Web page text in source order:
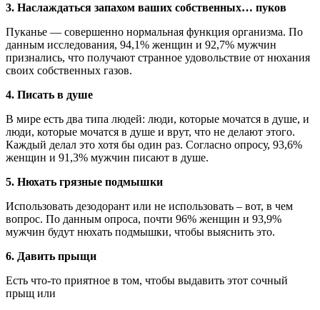
3. Наслаждаться запахом ваших собственных… пуков
Пуканье — совершенно нормальная функция организма. По
данным исследования, 94,1% женщин и 92,7% мужчин
признались, что получают странное удовольствие от нюхания
своих собственных газов.
4. Писать в душе
В мире есть два типа людей: люди, которые мочатся в душе, и
люди, которые мочатся в душе и врут, что не делают этого.
Каждый делал это хотя бы один раз. Согласно опросу, 93,6%
женщин и 91,3% мужчин писают в душе.
5. Нюхать грязные подмышки
Использовать дезодорант или не использовать – вот, в чем
вопрос. По данным опроса, почти 96% женщин и 93,9%
мужчин будут нюхать подмышки, чтобы выяснить это.
6. Давить прыщи
Есть что-то приятное в том, чтобы выдавить этот сочный
прыщ или